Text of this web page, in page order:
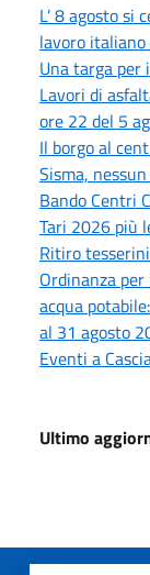
L’ 8 agosto si
lavoro italiano
Una targa per
Lavori di
ore 22 del 5
Il borgo al
Sisma,
Bando Centri
Tari 2026 più
Ritiro
Ordinanza
acqua
al 31 agosto
Eventi a
Ultimo